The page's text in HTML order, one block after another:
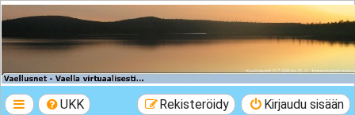
VAELLUSNET -
Vaellusturinat II
UKK Kirjaudu sisään
Rekisteröidy